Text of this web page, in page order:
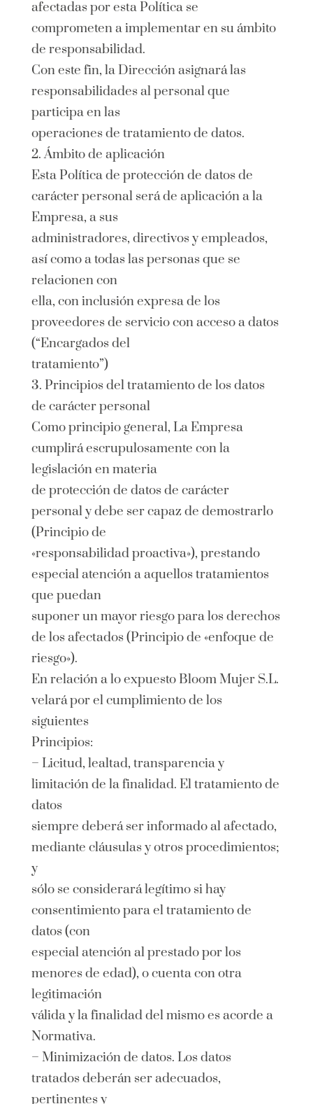
afectadas por esta Política se
comprometen a implementar en su ámbito
de responsabilidad.
Con este fin, la Dirección asignará las
responsabilidades al personal que
participa en las
operaciones de tratamiento de datos.
2. Ámbito de aplicación
Esta Política de protección de datos de
carácter personal será de aplicación a la
Empresa, a sus
administradores, directivos y empleados,
así como a todas las personas que se
relacionen con
ella, con inclusión expresa de los
proveedores de servicio con acceso a datos
(“Encargados del
tratamiento”)
3. Principios del tratamiento de los datos
de carácter personal
Como principio general, La Empresa
cumplirá escrupulosamente con la
legislación en materia
de protección de datos de carácter
personal y debe ser capaz de demostrarlo
(Principio de
«responsabilidad proactiva»), prestando
especial atención a aquellos tratamientos
que puedan
suponer un mayor riesgo para los derechos
de los afectados (Principio de «enfoque de
riesgo»).
En relación a lo expuesto Bloom Mujer S.L.
velará por el cumplimiento de los
siguientes
Principios:
– Licitud, lealtad, transparencia y
limitación de la finalidad. El tratamiento de
datos
siempre deberá ser informado al afectado,
mediante cláusulas y otros procedimientos;
y
sólo se considerará legítimo si hay
consentimiento para el tratamiento de
datos (con
especial atención al prestado por los
menores de edad), o cuenta con otra
legitimación
válida y la finalidad del mismo es acorde a
Normativa.
– Minimización de datos. Los datos
tratados deberán ser adecuados,
pertinentes y